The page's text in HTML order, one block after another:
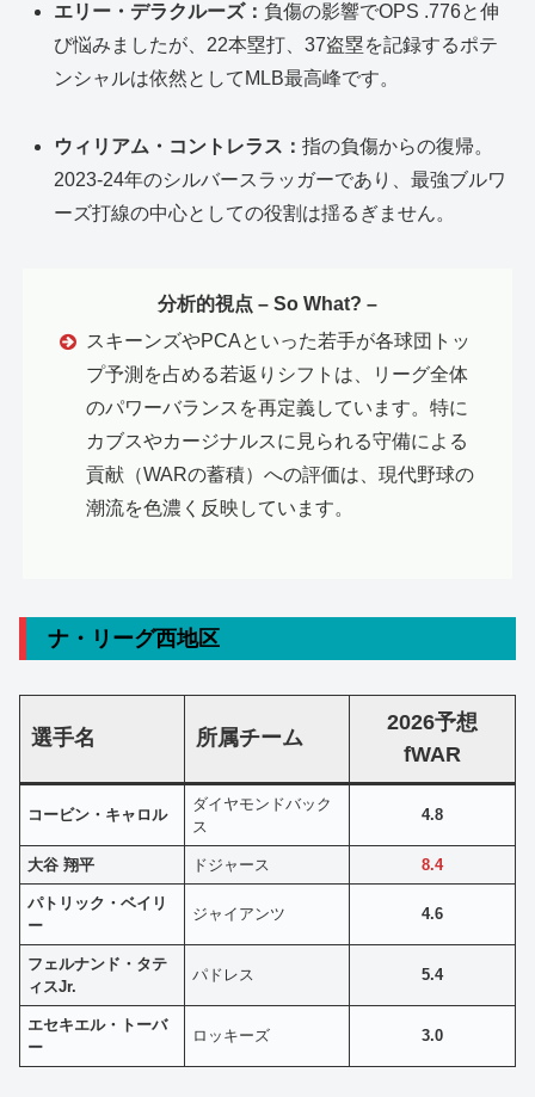
エリー・デラクルーズ： 負傷の影響でOPS .776と伸
び悩みましたが、22本塁打、37盗塁を記録するポテ
ンシャルは依然としてMLB最高峰です。
ウィリアム・コントレラス：指の負傷からの復帰。
2023-24年のシルバースラッガーであり、最強ブルワ
ーズ打線の中心としての役割は揺るぎません。
分析的視点 – So What? –
スキーンズやPCAといった若手が各球団トッ
プ予測を占める若返りシフトは、リーグ全体
のパワーバランスを再定義しています。特に
カブスやカージナルスに見られる守備による
貢献（WARの蓄積）への評価は、現代野球の
潮流を色濃く反映しています。
ナ・リーグ西地区
選手名 所属チーム
2026予想
fWAR
コービン・キャロル
ダイヤモンドバック
ス
4.8
大谷 翔平 ドジャース 8.4
パトリック・ベイリ
ー
ジャイアンツ 4.6
フェルナンド・タテ
ィスJr.
パドレス 5.4
エセキエル・トーバ
ー
ロッキーズ 3.0